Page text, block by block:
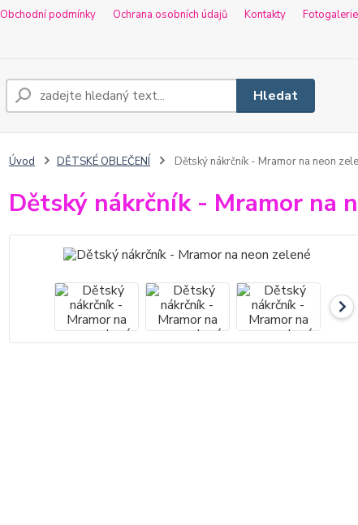
Obchodní podmínky Ochrana osobních údajů Kontakty Fotogalerie
Hledat
Úvod DĚTSKÉ OBLEČENÍ Dětský nákrčník - Mramor na neon
Dětský nákrčník - Mramor na